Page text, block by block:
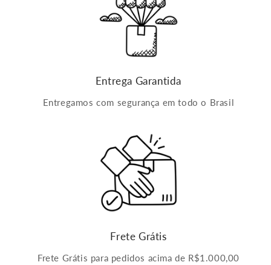
Entrega Garantida
Entregamos com segurança em todo o Brasil
Frete Grátis
Frete Grátis para pedidos acima de R$1.000,00